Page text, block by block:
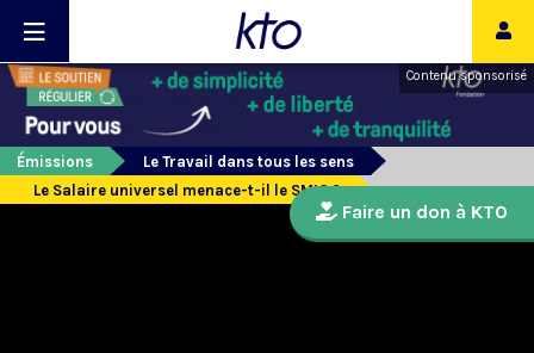
Contenu sponsorisé
Émissions
Le Travail dans tous les sens
Le Salaire universel menace-t-il le SMIC ?
Faire un don à KTO